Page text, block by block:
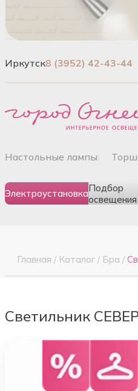
Иркутск8 (3952) 42-43-44
настольные лампы
ЭлектроустановкаПодбор
освещения
Главная / Каталог / Бра /
Светильник